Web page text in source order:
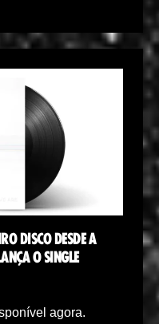
DISCO DESDE A
O SINGLE
agora.